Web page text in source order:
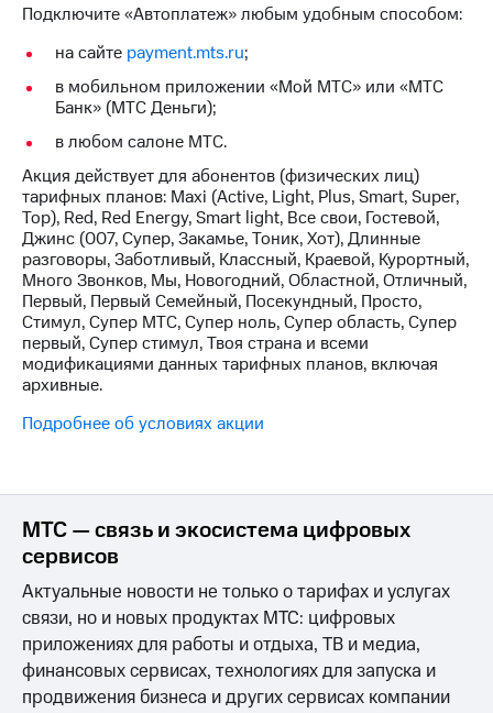
SIM-
карта
иностранцев
Оформить
чистый
номер
Выбрать
красивый
номер
Заменить
SIM-
карту
Перейти
eSIM
ТВ
с выгодным
тарифом
Тарифы
Интернет,
ТВ и телефон
для дома
и подключите
с выгодным
тарифом
Тарифы
Интернет,
ТВ и телефон
для дома
Услуги
Личный
кабинет
интернета
и
спутникового
ТВ
Скачать
приложение
Мой
Акции
Видеонаблюдение
Подключите «Автоплатеж» любым удобным способом:
на сайте payment.mts.ru;
в мобильном приложении «Мой МТС» или «МТС
Банк» (МТС Деньги);
в любом салоне МТС.
Акция действует для абонентов (физических лиц)
тарифных планов: Maxi (Active, Light, Plus, Smart, Super,
Top), Red, Red Energy, Smart light, Все свои, Гостевой,
Джинс (007, Супер, Закамье, Тоник, Хот), Длинные
разговоры, Заботливый, Классный, Краевой, Курортный,
Много Звонков, Мы, Новогодний, Областной, Отличный,
Первый, Первый Семейный, Посекундный, Просто,
Стимул, Супер МТС, Супер ноль, Супер область, Супер
первый, Супер стимул, Твоя страна и всеми
модификациями данных тарифных планов, включая
архивные.
Подробнее об условиях акции
МТС — связь и экосистема цифровых
сервисов
Актуальные новости не только о тарифах и услугах
связи, но и новых продуктах МТС: цифровых
приложениях для работы и отдыха, ТВ и медиа,
финансовых сервисах, технологиях для запуска и
продвижения бизнеса и других сервисах компании